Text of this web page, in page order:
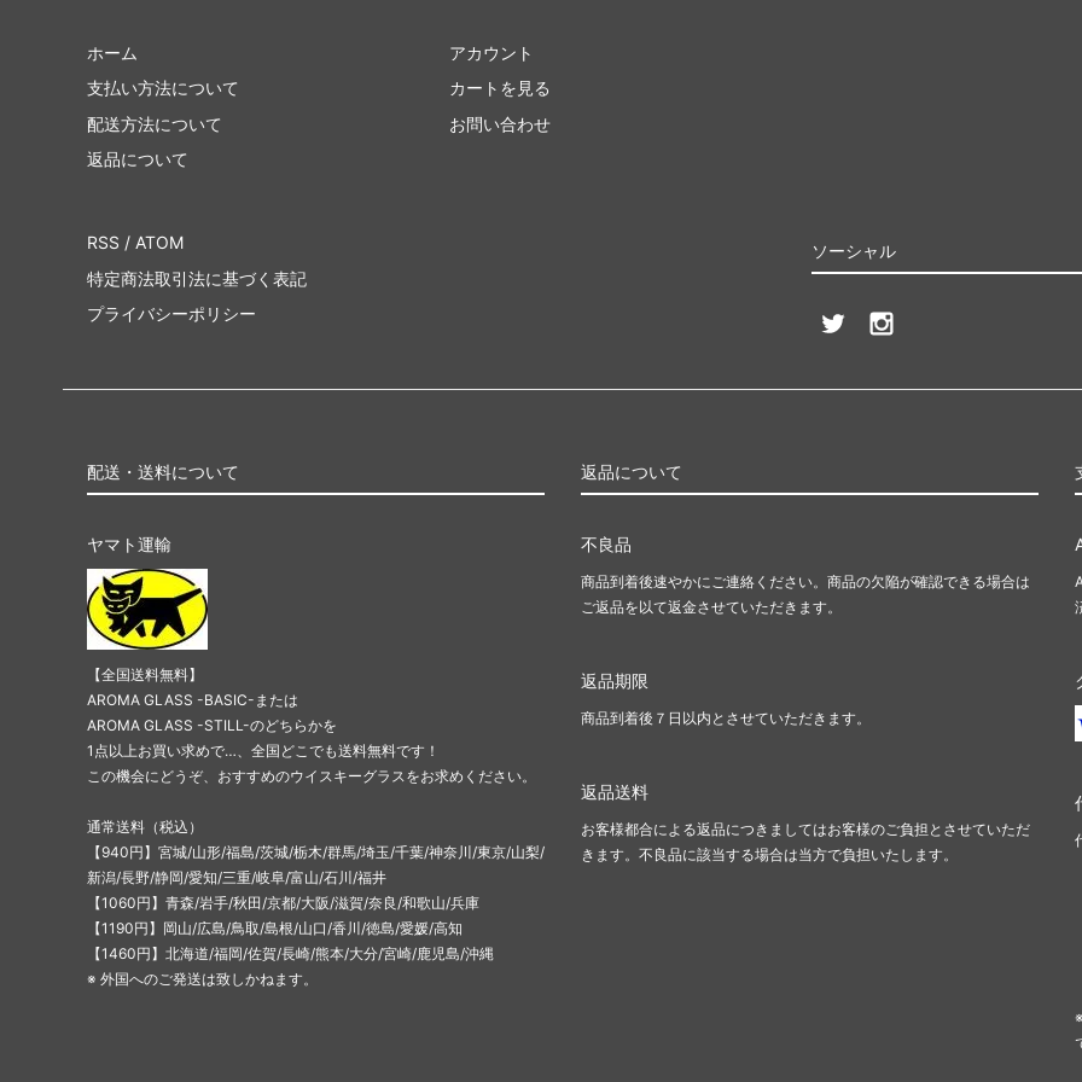
ホーム
支払い方法について
配送方法について
返品について
アカウント
カートを見る
お問い合わせ
ソーシャル
RSS / ATOM
特定商法取引法に基づく表記
プライバシーポリシー
配送・送料について
ヤマト運輸
【全国送料無料】
AROMA GLASS -BASIC-または
AROMA GLASS -STILL-のどちらかを
1点以上お買い求めで…、全国どこでも送料無料です！
この機会にどうぞ、おすすめのウイスキーグラスをお求めください。
通常送料（税込）
【940円】宮城/山形/福島/茨城/栃木/群馬/埼玉/千葉/神奈川/東京/山梨/
新潟/長野/静岡/愛知/三重/岐阜/富山/石川/福井
【1060円】青森/岩手/秋田/京都/大阪/滋賀/奈良/和歌山/兵庫
【1190円】岡山/広島/鳥取/島根/山口/香川/徳島/愛媛/高知
【1460円】北海道/福岡/佐賀/長崎/熊本/大分/宮崎/鹿児島/沖縄
※ 外国へのご発送は致しかねます。
返品について
不良品
商品到着後速やかにご連絡ください。商品の欠陥が確認できる場合は
ご返品を以て返金させていただきます。
返品期限
商品到着後７日以内とさせていただきます。
返品送料
お客様都合による返品につきましてはお客様のご負担とさせていただ
きます。不良品に該当する場合は当方で負担いたします。